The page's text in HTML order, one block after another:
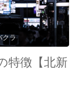
クラ
特徴【北新